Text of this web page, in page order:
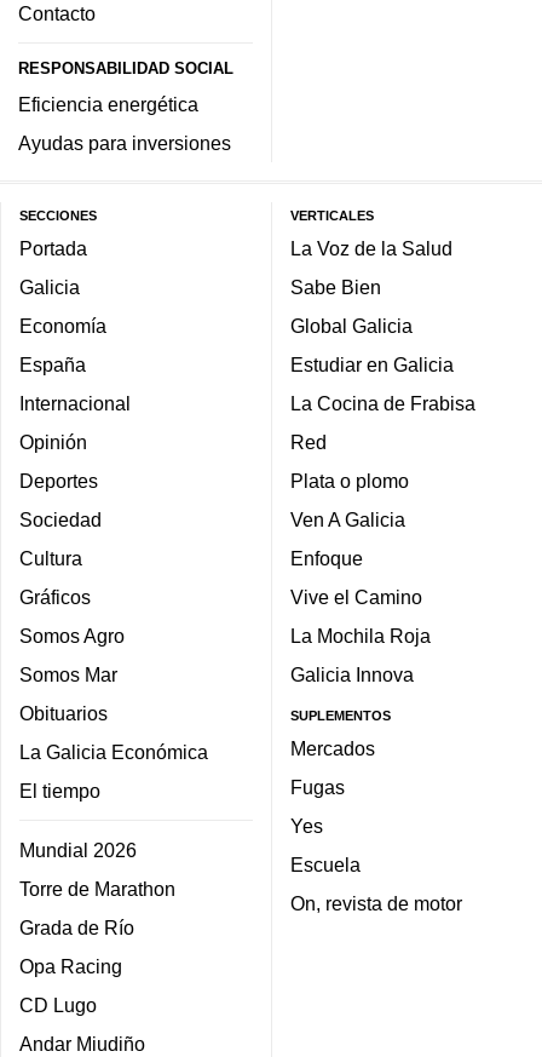
Contacto
RESPONSABILIDAD SOCIAL
Eficiencia energética
Ayudas para inversiones
SECCIONES
Portada
Galicia
Economía
España
Internacional
Opinión
Deportes
Sociedad
Cultura
Gráficos
Somos Agro
Somos Mar
Obituarios
La Galicia Económica
El tiempo
Mundial 2026
Torre de Marathon
Grada de Río
Opa Racing
CD Lugo
Andar Miudiño
VERTICALES
La Voz de la Salud
Sabe Bien
Global Galicia
Estudiar en Galicia
La Cocina de Frabisa
Red
Plata o plomo
Ven A Galicia
Enfoque
Vive el Camino
La Mochila Roja
Galicia Innova
SUPLEMENTOS
Mercados
Fugas
Yes
Escuela
On, revista de motor